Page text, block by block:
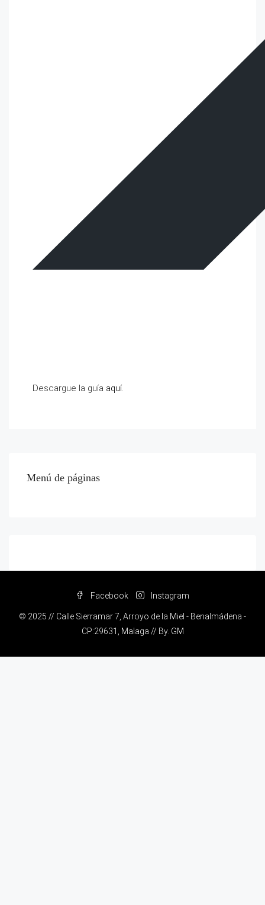
Descargue la guía aquí.
Menú de páginas
Facebook Instagram
© 2025 // Calle Sierramar 7, Arroyo de la Miel - Benalmádena -
CP:29631, Malaga // By. GM